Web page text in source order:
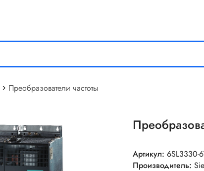
Преобразователи частоты
Артикул: 6SL3330-
Производитель: